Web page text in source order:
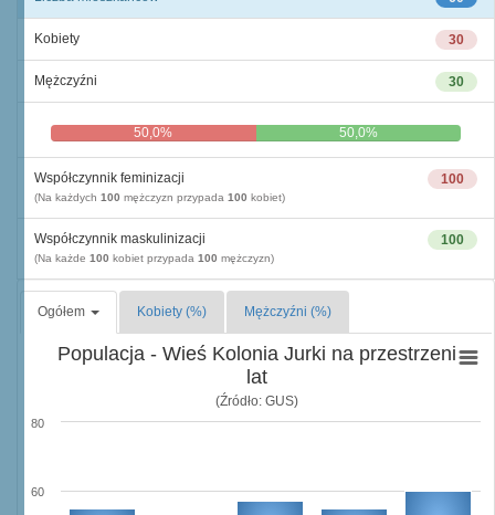
30
Kobiety
30
Mężczyźni
50,0% 50,0%
100
Współczynnik feminizacji
(Na każdych 100 mężczyzn przypada 100 kobiet)
100
Współczynnik maskulinizacji
(Na każde 100 kobiet przypada 100 mężczyzn)
Ogółem Kobiety (%) Mężczyźni (%)
Populacja - Wieś Kolonia Jurki na przestrzeni
lat
(Źródło: GUS)
60
80